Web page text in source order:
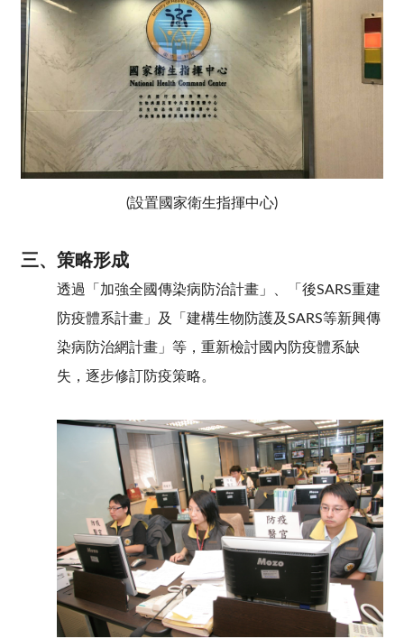
(設置國家衛生指揮中心)
三、策略形成
透過「加強全國傳染病防治計畫」、「後SARS重建
防疫體系計畫」及「建構生物防護及SARS等新興傳
染病防治網計畫」等，重新檢討國內防疫體系缺
失，逐步修訂防疫策略。